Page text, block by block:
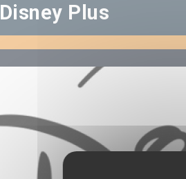
Disney Plus